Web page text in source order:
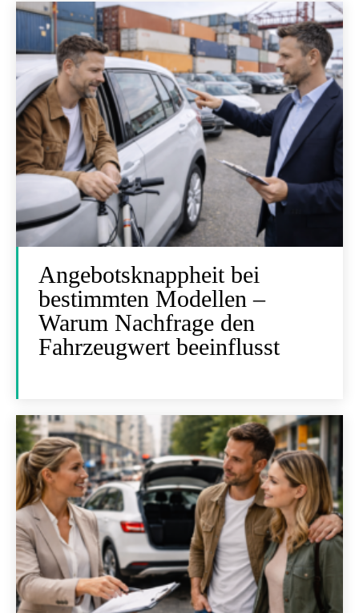
Angebotsknappheit bei
bestimmten Modellen –
Warum Nachfrage den
Fahrzeugwert beeinflusst